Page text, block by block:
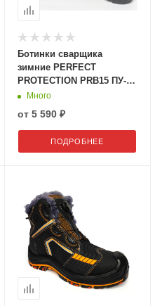
Ботинки сварщика
зимние PERFECT
PROTECTION PRB15 ПУ-
Нитрил с ПП и АС
Много
от 5 590 ₽
ПОДРОБНЕЕ